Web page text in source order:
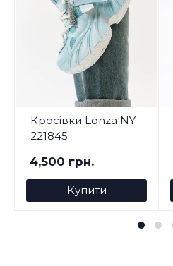
Кросівки Lonza NY
221845
4,500 грн.
Купити